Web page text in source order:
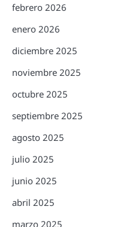
febrero 2026
enero 2026
diciembre 2025
noviembre 2025
octubre 2025
septiembre 2025
agosto 2025
julio 2025
junio 2025
abril 2025
marzo 2025